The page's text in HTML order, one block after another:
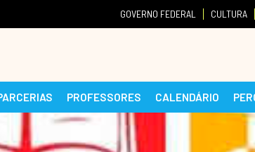
GOVERNO FEDERAL CULTURA
PROFESSORES CALENDÁRIO